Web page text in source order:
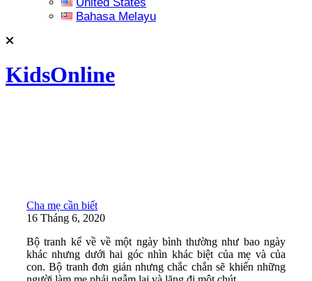
Bahasa Melayu
KidsOnline
Cha mẹ cần biết
16 Tháng 6, 2020
Bộ tranh kể về về một ngày bình thường như bao ngày
khác nhưng dưới hai góc nhìn khác biệt của mẹ và của
con. Bộ tranh đơn giản nhưng chắc chắn sẽ khiến những